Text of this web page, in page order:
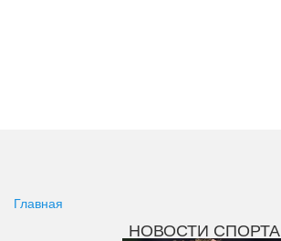
Главная
НОВОСТИ СПОРТА